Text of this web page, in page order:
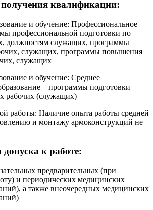
квалификации:
и обучение: Профессиональное
профессиональной подготовки по
должностям служащих, программы
служащих, программы повышения
служащих
и обучение: Среднее
– программы подготовки
рабочих (служащих)
работы: Наличие опыта работы средней
и монтажу армоконструкций не
к работе:
предварительных (при
и периодических медицинских
а также внеочередных медицинских